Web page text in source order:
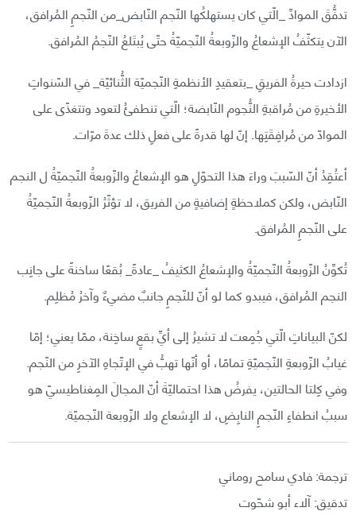
تدفُّقَ الموادِّ _الّتي كان يستهلكُها النّجم النّابض_من النّجمِ المُرافق،
الآن يتكثّفُ الإشعاعُ والزّوبعةُ النّجميّةُ حتّى يُبتَلعُ النّجمُ المُرافق.
ازدادت حيرةُ الفريقِ _بتعقيدِ الأنظمةِ النّجميّة الثُّنائيّة_ في السّنواتِ
الأخيرةِ من مُراقبةِ النُّجوم النّابضة؛ الّتي تنطفئُ لتعود وتتغذّى على
الموادّ من مُرافِقَتِها. إنّ لها قدرةً على فعلِ ذلك عدةَ مرّات.
أعتُقِدُ أنّ السّببَ وراءَ هذا التحوّلِ هو الإشعاعُ والزّوبعةُ النّجميّةُ ل النجم
النّابض، ولكن كملاحظةٍ إضافيةٍ من الفريق، لا تؤثّرُ الزّوبعةُ النّجميّةُ
على النّجمِ المُرافق.
تُكوِّنُ الزّوبعةُ النّجميّةُ والإشعاعُ الكثيفُ _عادةً_ بُقعًا ساخنةً على جانِب
النجم المُرافق، فيبدو كما لو أنّ للنّجمِ جانبٌ مضيءٌ وآخرُ مُظلِم.
لكنّ البياناتِ الّتي جُمِعت لا تشيرُ إلى أيِّ بقعٍ ساخِنة، ممّا يعني؛ إمّا
غيابُ الزّوبعةِ النّجميّةِ تمامًا، أو أنّها تهبُّ في الإتّجاهِ الآخرِ من النّجم.
وفي كِلتا الحالتين، يفرضُ هذا احتماليّةَ أنّ المجالَ المِغناطيسيّ هو
سببُ انطفاءِ النّجمِ النابِضِ، لا الإشعاع ولا الزّوبعة النّجميّة.
ترجمة: فادي سامح روماني
تدقيق: آلاء أبو شحّوت